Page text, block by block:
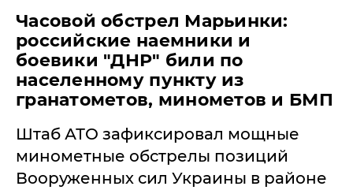
Часовой обстрел Марьинки:
российские наемники и
боевики "ДНР" били по
населенному пункту из
гранатометов, минометов и БМП
Штаб АТО зафиксировал мощные
минометные обстрелы позиций
Вооруженных сил Украины в районе